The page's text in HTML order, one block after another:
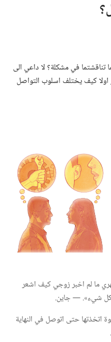
تناقشتما في مشكلة؟‏ لا داعي الى
اولا كيف يختلف اسلوب التواصل
ما لم اخبر زوجي كيف اشعر
بكل شيء».‏ —‏ جاين.‏
اتخذتها حتى اتوصل في النهاية